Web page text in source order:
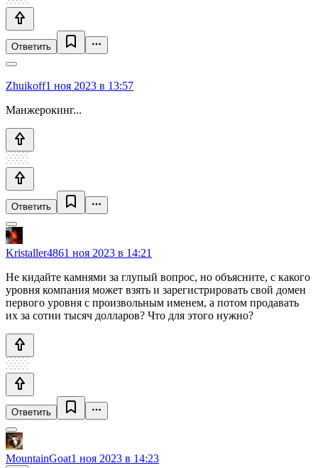
Ответить
Zhuikoff1 ноя 2023 в 13:57
Манжерокинг...
Ответить
Kristaller4861 ноя 2023 в 14:21
Не кидайте камнями за глупый вопрос, но объясните, с какого
уровня компания может взять и зарегистрировать свой домен
первого уровня с произвольным именем, а потом продавать
их за сотни тысяч долларов? Что для этого нужно?
Ответить
MountainGoat1 ноя 2023 в 14:23